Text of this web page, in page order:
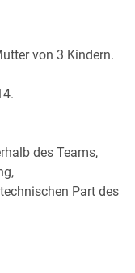
von 3 Kindern.
des Teams,
Part des